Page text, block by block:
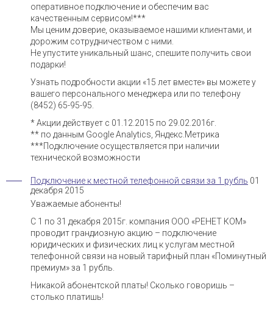
оперативное подключение и обеспечим вас
качественным сервисом!***
Мы ценим доверие, оказываемое нашими клиентами, и
дорожим сотрудничеством с ними.
Не упустите уникальный шанс, спешите получить свои
подарки!
Узнать подробности акции «15 лет вместе» вы можете у
вашего персонального менеджера или по телефону
(8452) 65-95-95.
* Акции действует с 01.12.2015 по 29.02.2016г.
** по данным Google Analytics, Яндекс.Метрика
***Подключение осуществляется при наличии
технической возможности
Подключение к местной телефонной связи за 1 рубль 01
декабря 2015
Уважаемые абоненты!
С 1 по 31 декабря 2015г. компания ООО «РЕНЕТ КОМ»
проводит грандиозную акцию – подключение
юридических и физических лиц к услугам местной
телефонной связи на новый тарифный план «Поминутный
премиум» за 1 рубль.
Никакой абонентской платы! Сколько говоришь –
столько платишь!